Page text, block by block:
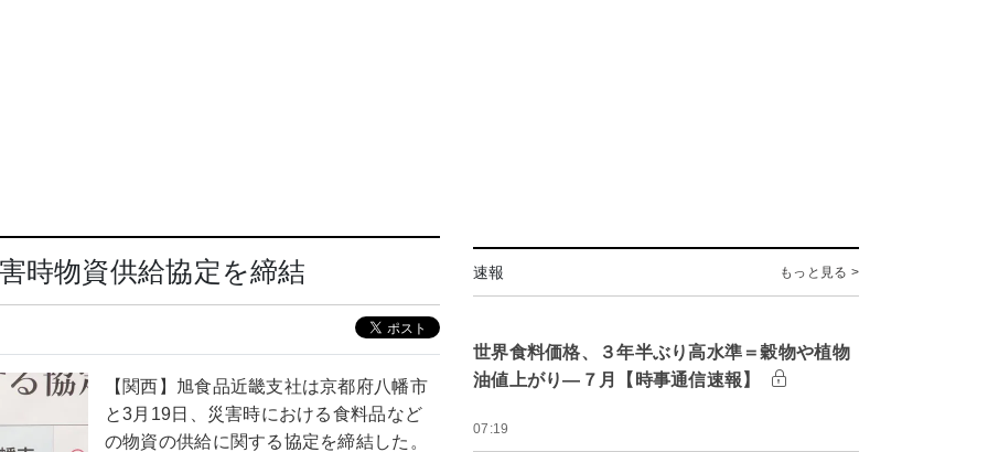
時物資供給協定を締結
【関西】旭食品近畿支社は京都府八幡市
と3月19日、災害時における食料品など
の物資の供給に関する協定を締結した。
速報 もっと見る >
世界食料価格、３年半ぶり高水準＝穀物や植物
油値上がり―７月【時事通信速報】
07:19